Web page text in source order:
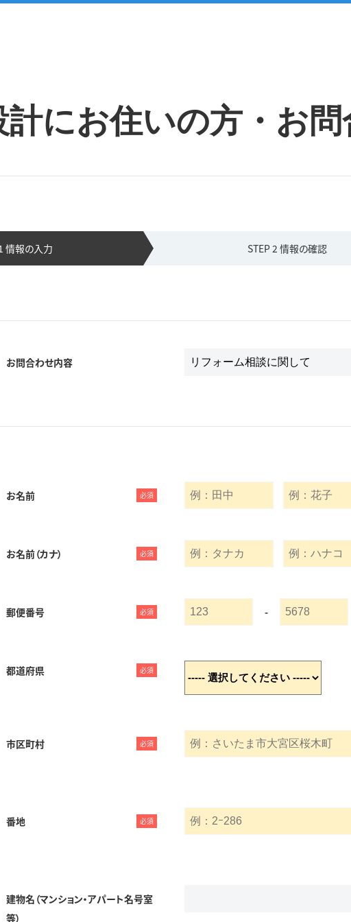
計にお住いの方・お
情報の入力 STEP 2 情報の確認
お問合わせ内容
お名前 必須
お名前（カナ） 必須
郵便番号 必須 -
都道府県 必須
市区町村 必須
番地 必須
建物名（マンション・アパート名号室
等）